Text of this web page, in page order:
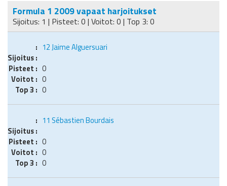
Formula 1 2009 vapaat harjoitukset
Sijoitus: 1 | Pisteet: 0 | Voitot: 0 | Top 3: 0
12Jaime Alguersuari
0
0
0
11 Sébastien Bourdais
0
0
0